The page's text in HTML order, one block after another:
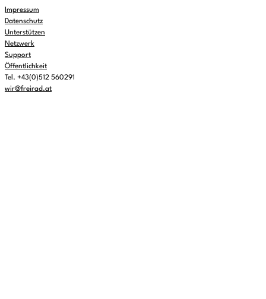
Impressum
Datenschutz
Unterstützen
Netzwerk
Support
Öffentlichkeit
Tel. +43(0)512 560291
wir@freirad.at